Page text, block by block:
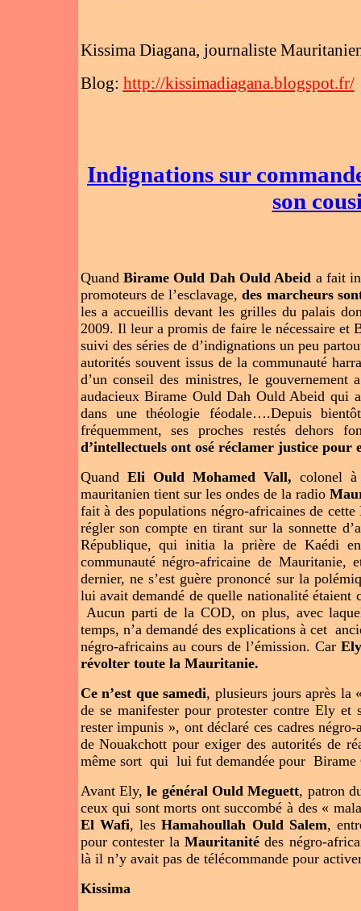
Kissima Diagana, journaliste
Blog: http://kissimadiagana.blogspot.fr/
Indignations sur
son
Quand Birame Ould Dah Ould Abeid a fait
promoteurs de l’esclavage,des marcheurs
les a accueillis devant les grilles du palais
2009. Il leur a promis de faire le nécessaire et
suivi des séries de d’indignations un peu
autorités souvent issus de la communauté
d’un conseil des ministres, le
audacieux Birame Ould Dah Ould Abeid qui
dans une théologie féodale….Depuis
fréquemment, ses proches restés dehors
d’intellectuels ont osé réclamer justice pour
Quand Eli Ould Mohamed Vall, colonel
mauritanien tient sur les ondes de la radio
fait à des populations négro-africaines de
régler son compte en tirant sur la sonnette
République, qui initia la prière de Kaédi
communauté négro-africaine de
dernier, ne s’est guère prononcé sur la
lui avait demandé de quelle nationalité étaient
Aucun parti de la COD, on plus, avec
temps, n’a demandé des explications à cet
négro-africains au cours de l’émission. Car
révolter toute la Mauritanie.
Ce n’est que samedi, plusieurs jours après la
de se manifester pour protester contre Ely et
rester impunis », ont déclaré ces cadres
de Nouakchott pour exiger des autorités de
même sort qui lui fut demandée pour Birame
Avant Ely,le général Ould Meguett, patron
ceux qui sont morts ont succombé à des «
El Wafi, lesHamahoullah Ould Salem,
pour contester laMauritanité des négro-
là il n’y avait pas de télécommande pour
Kissima